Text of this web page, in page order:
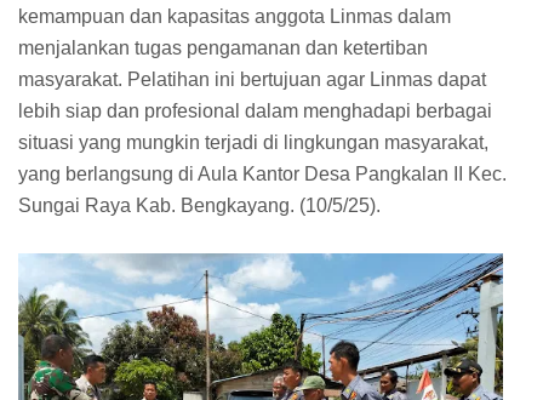
kemampuan dan kapasitas anggota Linmas dalam
menjalankan tugas pengamanan dan ketertiban
masyarakat. Pelatihan ini bertujuan agar Linmas dapat
lebih siap dan profesional dalam menghadapi berbagai
situasi yang mungkin terjadi di lingkungan masyarakat,
yang berlangsung di Aula Kantor Desa Pangkalan II Kec.
Sungai Raya Kab. Bengkayang. (10/5/25).